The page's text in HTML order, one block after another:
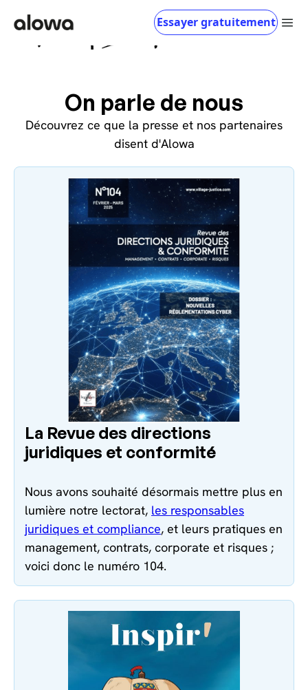
Choisissez vos cookies, sans les calories !
Essayer gratuitement
On parle de nous
Découvrez ce que la presse et nos partenaires
disent d'Alowa
La Revue des directions
juridiques et conformité
Nous avons souhaité désormais mettre plus en
lumière notre lectorat, les responsables
juridiques et compliance, et leurs pratiques en
management, contrats, corporate et risques ;
voici donc le numéro 104.